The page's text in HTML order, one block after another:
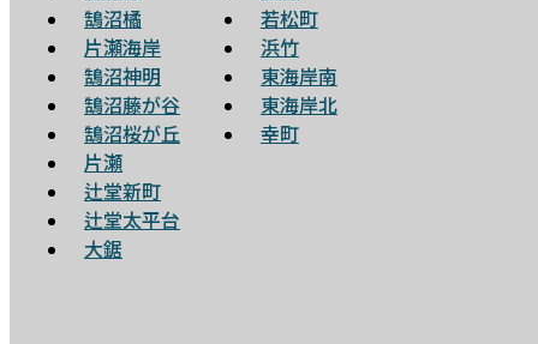
鵠沼橘
片瀬海岸
鵠沼神明
鵠沼藤が谷
鵠沼桜が丘
片瀬
辻堂新町
辻堂太平台
大鋸
若松町
浜竹
東海岸南
東海岸北
幸町